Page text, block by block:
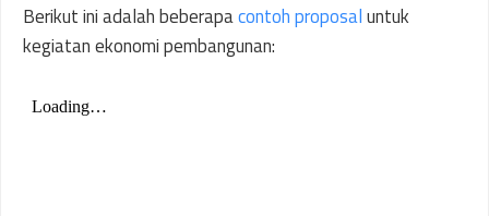
Berikut ini adalah beberapacontoh proposaluntuk
kegiatan ekonomi pembangunan: